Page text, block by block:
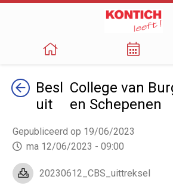
TerugBesl
uit
College van
en Schepenen
Gepubliceerd op 19/06/2023
ma 12/06/2023 - 09:00
20230612_CBS_uittreksel